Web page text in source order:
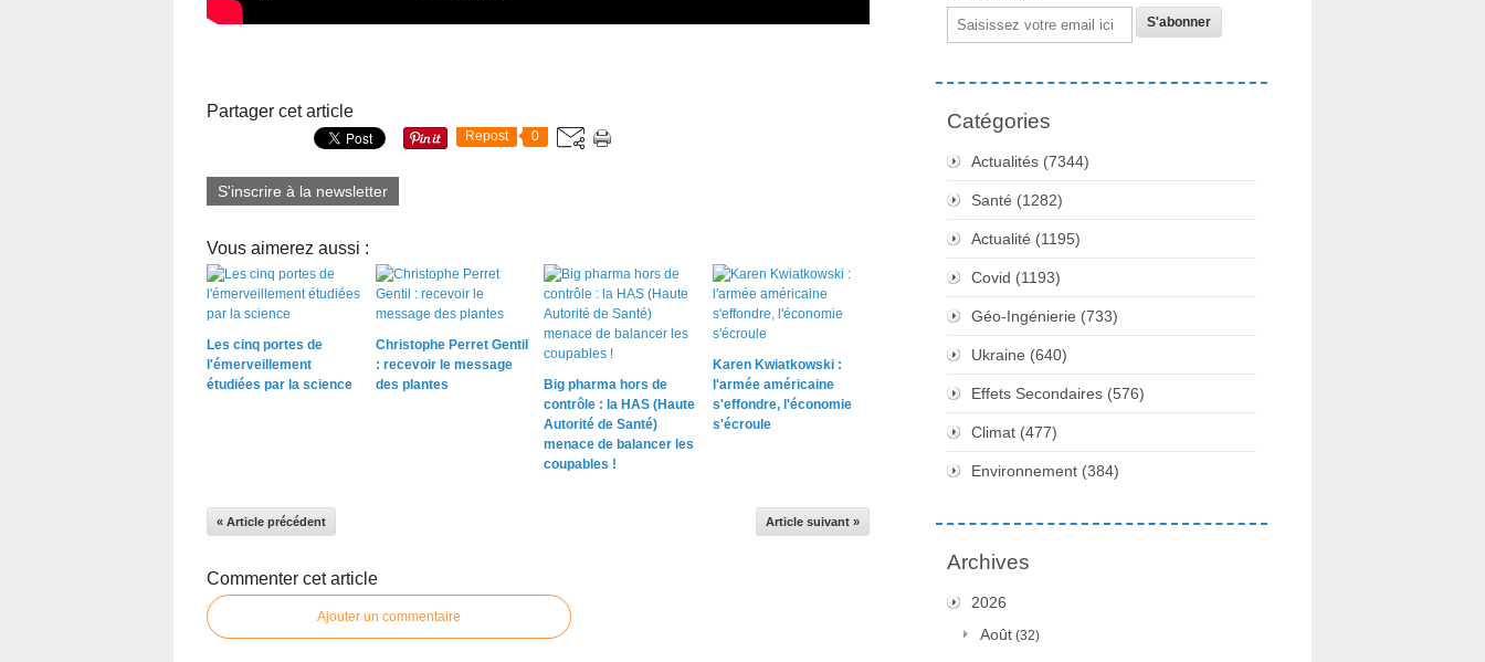
Partager cet article
Repost 0
S'inscrire à la newsletter
Vous aimerez aussi :
Les cinq portes de
l'émerveillement
étudiées par la science
Christophe Perret Gentil
: recevoir le message
des plantes
Big pharma hors de
contrôle : la HAS (Haute
Autorité de Santé)
menace de balancer les
coupables !
Karen Kwiatkowski :
l'armée américaine
s'effondre, l'économie
s'écroule
« Article précédent Article suivant »
Commenter cet article
Ajouter un commentaire
Email
Catégories
Actualités (7344)
Santé (1282)
Actualité (1195)
Covid (1193)
Géo-Ingénierie (733)
Ukraine (640)
Effets Secondaires (576)
Climat (477)
Environnement (384)
Archives
2026
Août (32)